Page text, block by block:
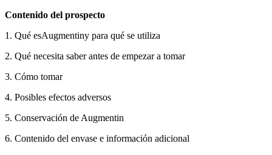
Contenido del prospecto
1. Qué esAugmentiny para qué se utiliza
2. Qué necesita saber antes de empezar a tomar
3. Cómo tomar
4. Posibles efectos adversos
5. Conservación de Augmentin
6. Contenido del envase e información adicional